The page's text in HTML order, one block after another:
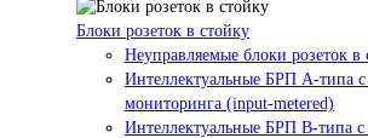
Блоки розеток в стойку
Неуправляемые блоки розеток в
Интеллектуальные БРП А-типа
мониторинга (input-metered)
Интеллектуальные БРП B-типа